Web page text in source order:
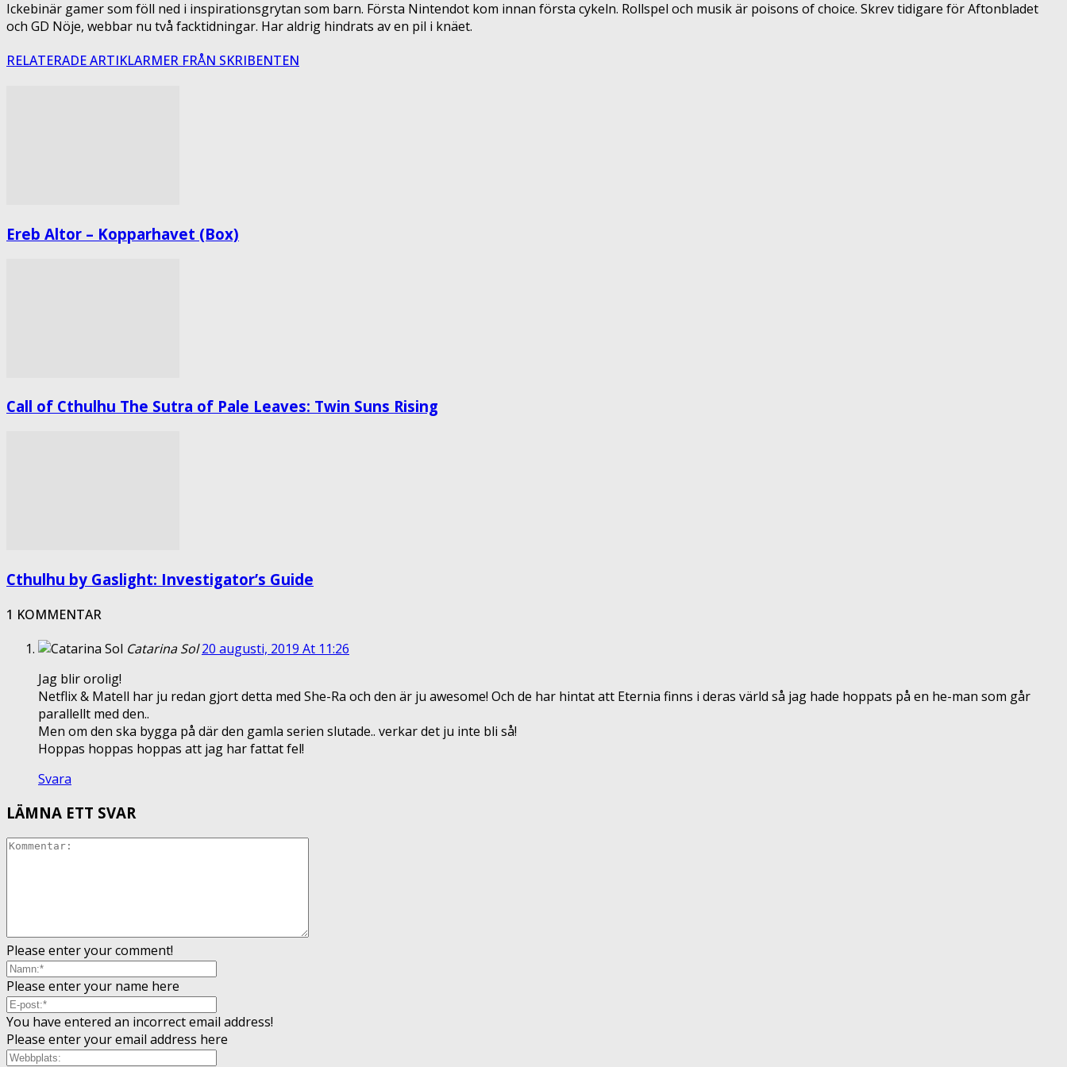
Ickebinär gamer som föll ned i inspirationsgrytan som barn. Första Nintendot kom innan första cykeln. Rollspel och musik är poisons of choice. Skrev tidigare för Aftonbladet
och GD Nöje, webbar nu två facktidningar. Har aldrig hindrats av en pil i knäet.
RELATERADE ARTIKLARMER FRÅN SKRIBENTEN
Ereb Altor – Kopparhavet (Box)
Call of Cthulhu The Sutra of Pale Leaves: Twin Suns Rising
Cthulhu by Gaslight: Investigator’s Guide
1 KOMMENTAR
Catarina Sol 20 augusti, 2019 At 11:26
Jag blir orolig!
Netflix & Matell har ju redan gjort detta med She-Ra och den är ju awesome! Och de har hintat att Eternia finns i deras värld så jag hade hoppats på en he-man som går
parallellt med den..
Men om den ska bygga på där den gamla serien slutade.. verkar det ju inte bli så!
Hoppas hoppas hoppas att jag har fattat fel!
Svara
LÄMNA ETT SVAR
Please enter your comment!
Please enter your name here
You have entered an incorrect email address!
Please enter your email address here